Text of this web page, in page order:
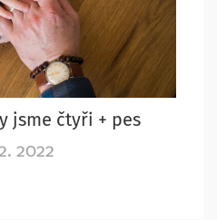
jsme čtyři + pes
2022